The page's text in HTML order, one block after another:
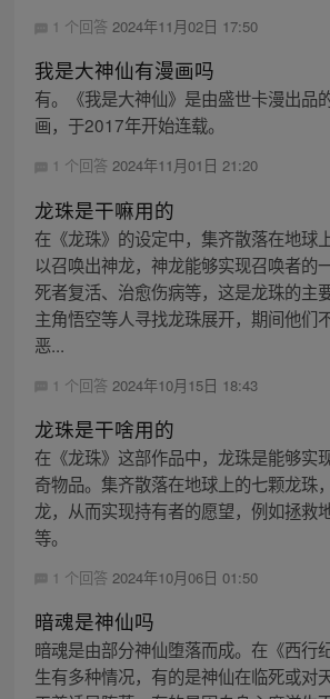
1 个回答 2024年11月02日 17:50
我是大神仙有漫画吗
有。《我是大神仙》是由盛世卡漫出品
画，于2017年开始连载。
1 个回答 2024年11月01日 21:20
龙珠是干嘛用的
在《龙珠》的设定中，集齐散落在地球
以召唤出神龙，神龙能够实现召唤者的
死者复活、治愈伤病等，这是龙珠的主
主角悟空等人寻找龙珠展开，期间他们
恶...
1 个回答 2024年10月15日 18:43
龙珠是干啥用的
在《龙珠》这部作品中，龙珠是能够实
奇物品。集齐散落在地球上的七颗龙珠
龙，从而实现持有者的愿望，例如拯救
等。
1 个回答 2024年10月06日 01:50
暗魂是神仙吗
暗魂是由部分神仙堕落而成。在《西行
生有多种情况，有的是神仙在临死或对